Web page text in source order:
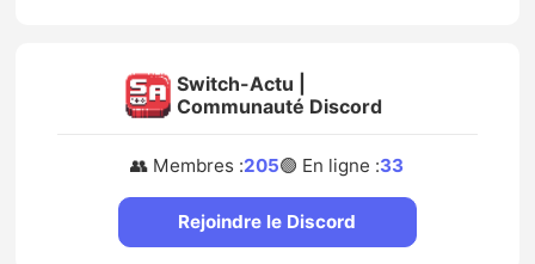
Switch-Actu |
Communauté Discord
👥 Membres :205🟢 En ligne :33
Rejoindre le Discord